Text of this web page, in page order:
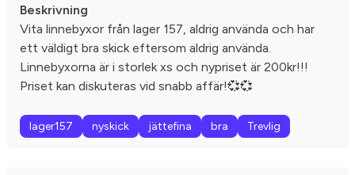
Beskrivning
Vita linnebyxor från lager 157, aldrig använda och har
ett väldigt bra skick eftersom aldrig använda.
Linnebyxorna är i storlek xs och nypriset är 200kr!!!
Priset kan diskuteras vid snabb affär!💞💞
lager157 nyskick jättefina bra Trevlig